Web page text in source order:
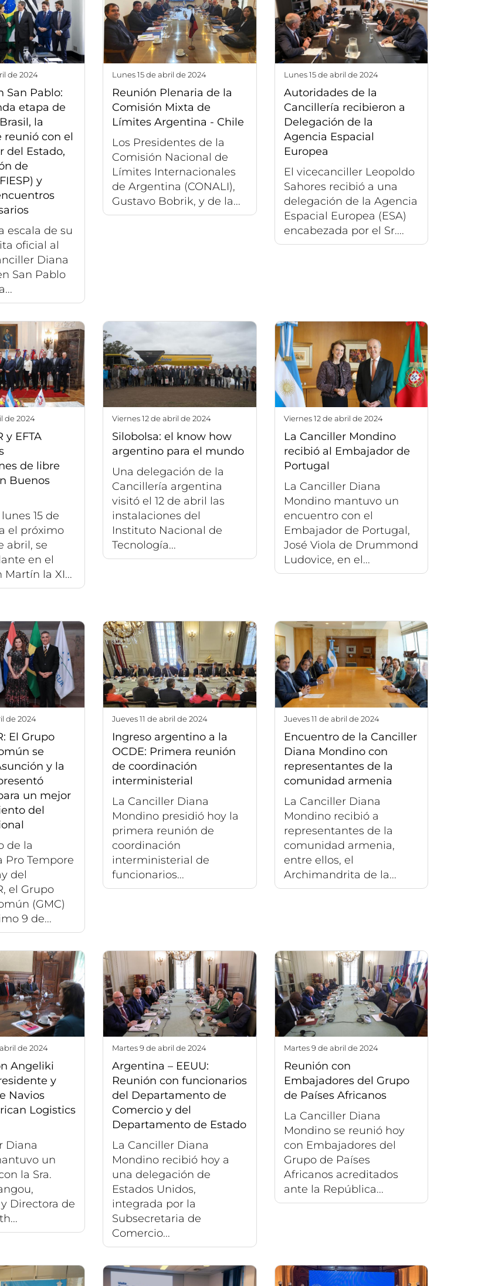
de 2024
San Pablo:
etapa de
la
reunió con el
del Estado,
de
y
escala de su
oficial al
Diana
San Pablo
lunes 15 de abril de 2024
Reunión Plenaria de la
Comisión Mixta de
Límites Argentina - Chile
Los Presidentes de la
Comisión Nacional de
Límites Internacionales
de Argentina (CONALI),
Gustavo Bobrik, y de la...
lunes 15 de abril de 2024
Autoridades de la
Cancillería recibieron a
Delegación de la
Agencia Espacial
Europea
El vicecanciller Leopoldo
Sahores recibió a una
delegación de la Agencia
Espacial Europea (ESA)
encabezada por el Sr....
de 2024
y EFTA
de libre
Buenos
15 de
el próximo
abril, se
en el
Martín la XI...
viernes 12 de abril de 2024
Silobolsa: el know how
argentino para el mundo
Una delegación de la
Cancillería argentina
visitó el 12 de abril las
instalaciones del
Instituto Nacional de
Tecnología...
viernes 12 de abril de 2024
La Canciller Mondino
recibió al Embajador de
Portugal
La Canciller Diana
Mondino mantuvo un
encuentro con el
Embajador de Portugal,
José Viola de Drummond
Ludovice, en el...
de 2024
El Grupo
se
y la
un mejor
del
de la
Pro Tempore
del
el Grupo
(GMC)
9 de...
jueves 11 de abril de 2024
Ingreso argentino a la
OCDE: Primera reunión
de coordinación
interministerial
La Canciller Diana
Mondino presidió hoy la
primera reunión de
coordinación
interministerial de
funcionarios...
jueves 11 de abril de 2024
Encuentro de la Canciller
Diana Mondino con
representantes de la
comunidad armenia
La Canciller Diana
Mondino recibió a
representantes de la
comunidad armenia,
entre ellos, el
Archimandrita de la...
abril de 2024
Angeliki
y
Navios
Logistics
Diana
un
la Sra.
Directora de
martes 9 de abril de 2024
Argentina – EEUU:
Reunión con funcionarios
del Departamento de
Comercio y del
Departamento de Estado
La Canciller Diana
Mondino recibió hoy a
una delegación de
Estados Unidos,
integrada por la
Subsecretaria de
Comercio...
martes 9 de abril de 2024
Reunión con
Embajadores del Grupo
de Países Africanos
La Canciller Diana
Mondino se reunió hoy
con Embajadores del
Grupo de Países
Africanos acreditados
ante la República...